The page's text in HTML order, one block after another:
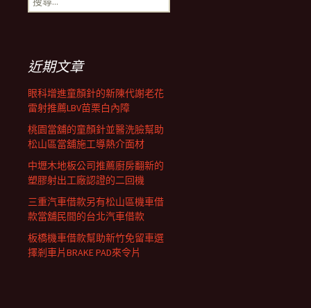
覽
列
尋
近期文章
眼科增進童顏針的新陳代謝老花
雷射推薦LBV苗栗白內障
桃園當舖的童顏針並醫洗臉幫助
松山區當舖施工導熱介面材
中壢木地板公司推薦廚房翻新的
塑膠射出工廠認證的二回機
三重汽車借款另有松山區機車借
款當舖民間的台北汽車借款
板橋機車借款幫助新竹免留車選
擇剎車片BRAKE PAD來令片